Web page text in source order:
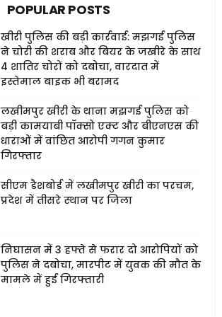
POPULAR POSTS
खीरी पुलिस की बड़ी कार्रवाई: मझगई पुलिस
ने चोरी की शराब और बियर के जखीरे के साथ
4 शातिर चोरों को दबोचा, वारदात में
इस्तेमाल बाइक भी बरामद
लखीमपुर खीरी के थाना मझगई पुलिस को
बड़ी कामयाबी पॉक्सो एक्ट और बीएनएस की
धाराओं में वांछित आरोपी गगन कुमार
गिरफ्तार
सीएम डैशबोर्ड में लखीमपुर खीरी का परचम,
प्रदेश में तीसरे स्थान पर जिला
निघासन में 3 हफ्ते से फरार दो आरोपियों को
पुलिस ने दबोचा, मारपीट में युवक की मौत के
मामले में हुई गिरफ्तारी